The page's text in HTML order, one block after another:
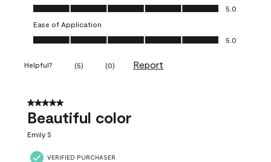
Value of Product, 5.0 out of 5
5.0
Ease of Application
Ease of Application, 5.0 out of 5
5.0
Helpful? (5) (0) Report
5 out of 5 stars.
Beautiful color
Emily S
VERIFIED PURCHASER